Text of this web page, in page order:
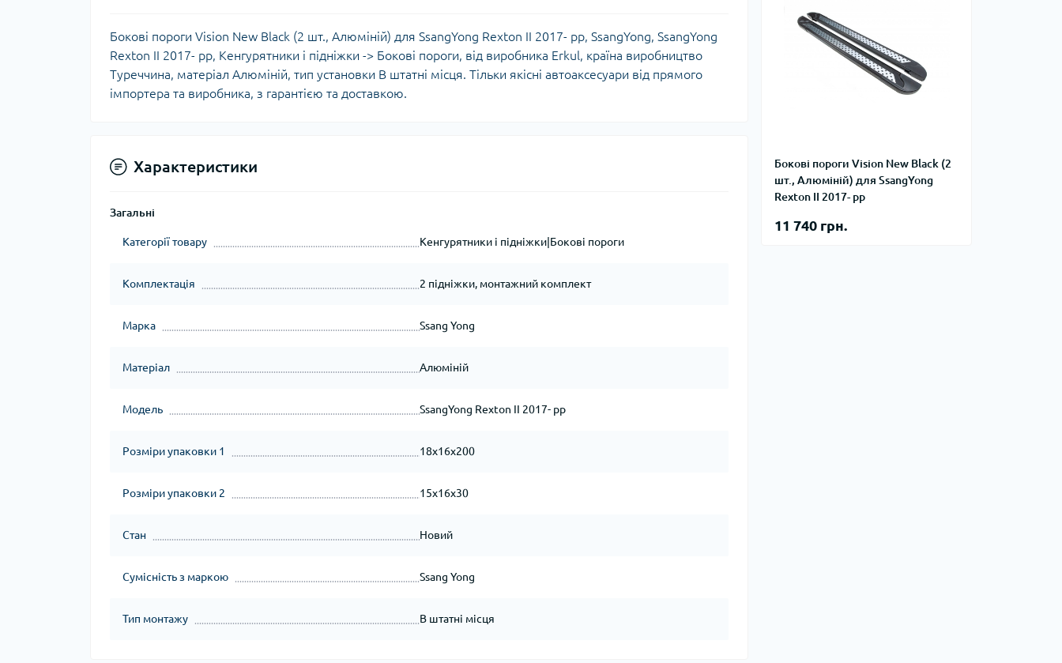
Бокові пороги Vision New Black (2
шт., Алюміній) для SsangYong
Rexton II 2017- рр
11 740 грн.
Бокові пороги Vision New Black (2 шт., Алюміній) для SsangYong Rexton II 2017- рр, SsangYong, SsangYong
Rexton II 2017- рр, Кенгурятники і підніжки -> Бокові пороги, від виробника Erkul, країна виробництво
Туреччина, матеріал Алюміній, тип установки В штатні місця. Тільки якісні автоаксесуари від прямого
імпортера та виробника, з гарантією та доставкою.
Характеристики
Загальні
Категорії товару Кенгурятники і підніжки|Бокові пороги
Комплектація 2 підніжки, монтажний комплект
Марка Ssang Yong
Матеріал Алюміній
Модель SsangYong Rexton II 2017- рр
Розміри упаковки 1 18x16x200
Розміри упаковки 2 15x16x30
Стан Новий
Сумісність з маркою Ssang Yong
Тип монтажу В штатні місця